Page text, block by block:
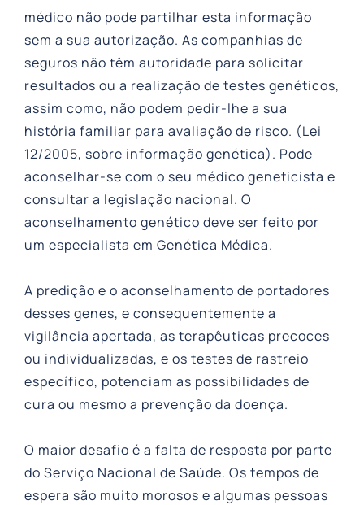
médico não pode partilhar esta informação
sem a sua autorização. As companhias de
seguros não têm autoridade para solicitar
resultados ou a realização de testes genéticos,
assim como, não podem pedir-lhe a sua
história familiar para avaliação de risco. (Lei
12/2005, sobre informação genética). Pode
aconselhar-se com o seu médico geneticista e
consultar a legislação nacional. O
aconselhamento genético deve ser feito por
um especialista em Genética Médica.
A predição e o aconselhamento de portadores
desses genes, e consequentemente a
vigilância apertada, as terapêuticas precoces
ou individualizadas, e os testes de rastreio
específico, potenciam as possibilidades de
cura ou mesmo a prevenção da doença.
O maior desafio é a falta de resposta por parte
do Serviço Nacional de Saúde. Os tempos de
espera são muito morosos e algumas pessoas